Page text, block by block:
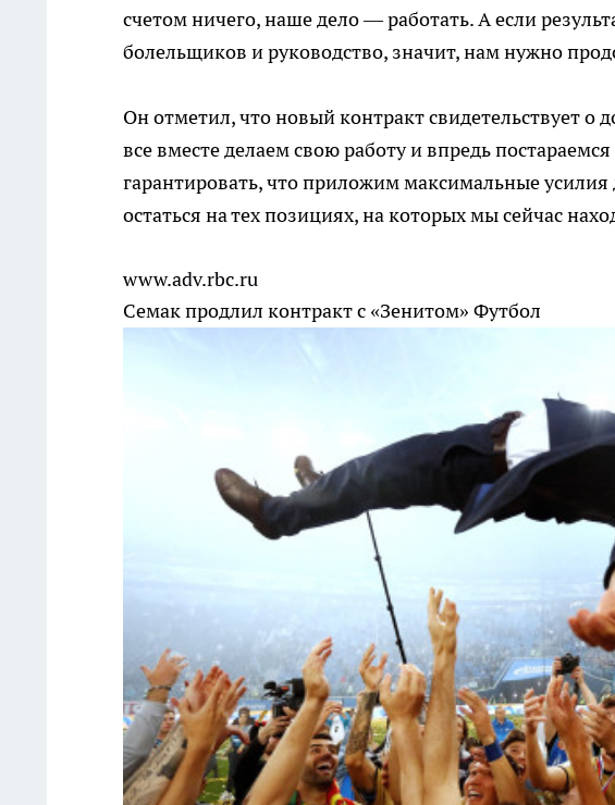
счетом ничего, наше дело — работать. А если
болельщиков и руководство, значит, нам нужно
Он отметил, что новый контракт свидетельствует о
все вместе делаем свою работу и впредь
гарантировать, что приложим максимальные
остаться на тех позициях, на которых мы сейчас
www.adv.rbc.ru
Семак продлил контракт с «Зенитом» Футбол